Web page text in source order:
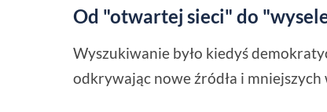
Od "otwartej sieci" do
Wyszukiwanie było kiedyś
odkrywając nowe źródła i mniejszych